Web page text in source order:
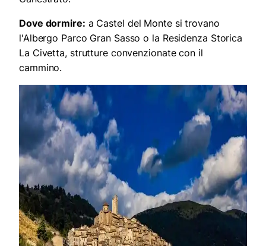
Dove dormire: a Castel del Monte si trovano
l'Albergo Parco Gran Sasso o la Residenza Storica
La Civetta, strutture convenzionate con il
cammino.